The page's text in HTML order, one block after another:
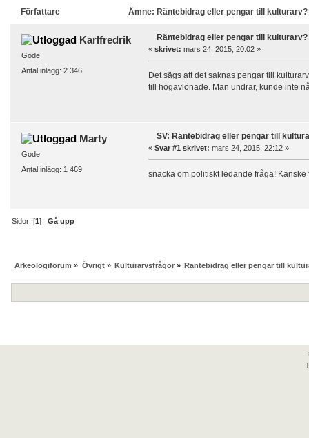
Författare Ämne: Räntebidrag eller pengar till
Karlfredrik
Gode
Antal inlägg: 2 346
Räntebidrag eller pengar till kulturarv?
« skrivet: mars 24, 2015, 20:02 »
Det sägs att det saknas pengar till
till högavlönade. Man undrar, kunde inte
Marty
Gode
Antal inlägg: 1 469
SV: Räntebidrag eller pengar till
« Svar #1 skrivet: mars 24, 2015, 22:12 »
snacka om politiskt ledande fråga! Kanske
Sidor: [1]Gå upp
Arkeologiforum » Övrigt» Kulturarvsfrågor» Räntebidrag eller pengar till